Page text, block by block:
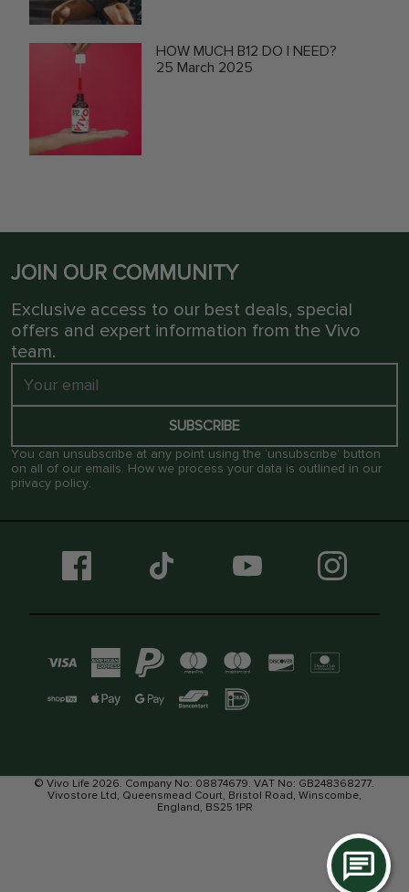
HOW MUCH B12 DO I NEED?
25 March 2025
JOIN OUR COMMUNITY
Exclusive access to our best deals, special
offers and expert information from the Vivo
team.
SUBSCRIBE
You can unsubscribe at any point using the ‘unsubscribe’ button
on all of our emails. How we process your data is outlined in our
privacy policy.
© Vivo Life 2026. Company No: 08874679. VAT No: GB248368277.
Vivostore Ltd, Queensmead Court, Bristol Road, Winscombe,
England, BS25 1PR